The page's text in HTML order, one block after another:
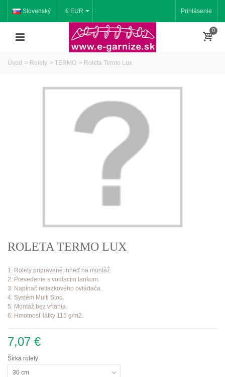
Slovenský Prihlásenie
€ EUR
0
Úvod > Rolety > TERMO > Roleta Termo Lux
ROLETA TERMO LUX
1. Rolety pripravené ihneď na montáž.
2. Prevedenie s vodiacim lankom.
3. Napínač retiazkového ovládača.
4. Systém Multi Stop.
5. Montáž bez vŕtania.
6. Hmotnosť látky 115 g/m2.
7,07 €
Šírka rolety
30 cm